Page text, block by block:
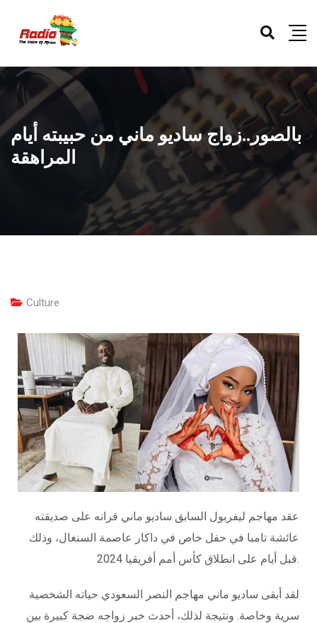
بالصور..زواج ساديو ماني من حبيبته أيام
المراهقة
Culture
عقد مهاجم ليفربول السابق ساديو ماني قرانه على صديقته
عائشة تامبا في حفل خاص في داكار عاصمة السنغال، وذلك
قبل أيام على انطلاق كأس أمم أفريقيا 2024.
لقد أبقى ساديو ماني مهاجم النصر السعودي حياته الشخصية
سرية وخاصة. ونتيجة لذلك، أحدث خبر زواجه ضجة كبيرة بين